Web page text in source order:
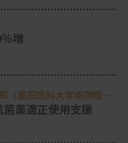
増
藤田医科大学病院臨床
薬適正使用支援